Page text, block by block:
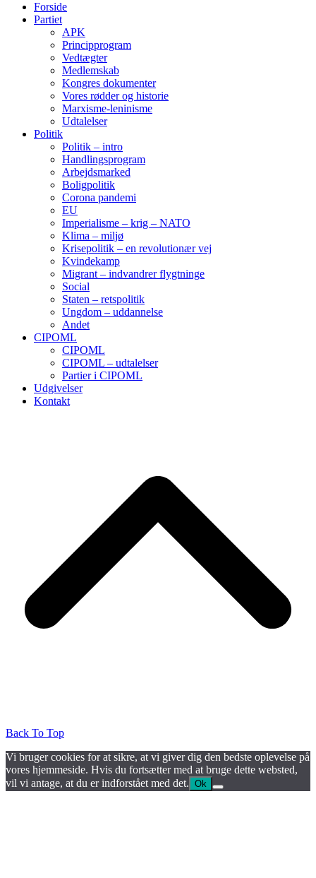
Forside
Partiet
APK
Principprogram
Vedtægter
Medlemskab
Kongres dokumenter
Vores rødder og historie
Marxisme-leninisme
Udtalelser
Politik
Politik – intro
Handlingsprogram
Arbejdsmarked
Boligpolitik
Corona pandemi
EU
Imperialisme – krig – NATO
Klima – miljø
Krisepolitik – en revolutionær vej
Kvindekamp
Migrant – indvandrer flygtninge
Social
Staten – retspolitik
Ungdom – uddannelse
Andet
CIPOML
CIPOML
CIPOML – udtalelser
Partier i CIPOML
Udgivelser
Kontakt
Back To Top
Vi bruger cookies for at sikre, at vi giver dig den bedste oplevelse på
vores hjemmeside. Hvis du fortsætter med at bruge dette websted,
vil vi antage, at du er indforstået med det. Ok